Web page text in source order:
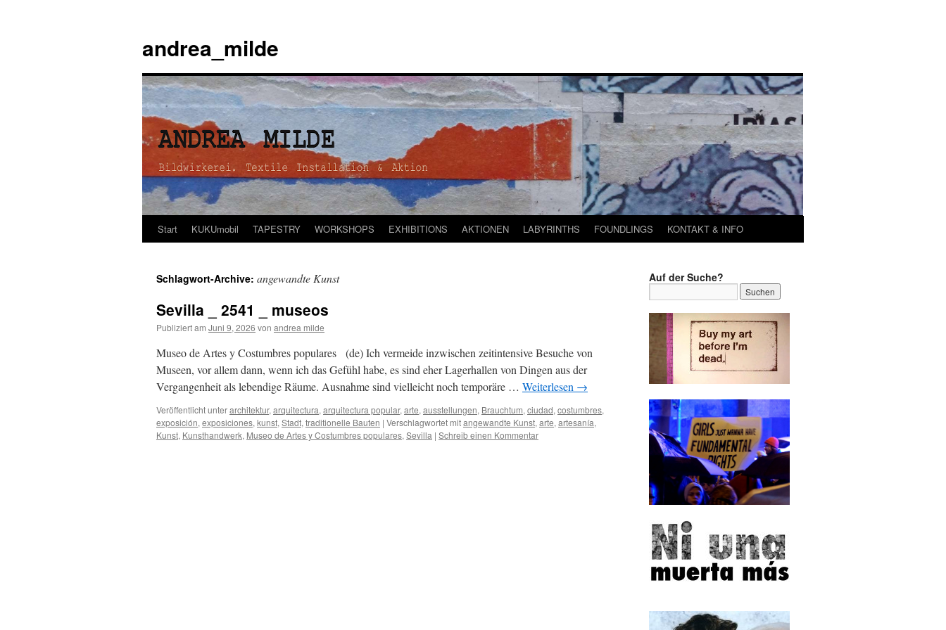
andrea_milde
Zum
springen
Start KUKUmobil TAPESTRY WORKSHOPS EXHIBITIONS AKTIONEN LABYRINTHS FOUNDLINGS KONTAKT & INFO
Schlagwort-Archive: angewandte Kunst
Sevilla _ 2541 _ museos
Publiziert am Juni 9, 2026 von andrea milde
Museo de Artes y Costumbres populares (de) Ich vermeide inzwischen zeitintensive Besuche von
Museen, vor allem dann, wenn ich das Gefühl habe, es sind eher Lagerhallen von Dingen aus der
Vergangenheit als lebendige Räume. Ausnahme sind vielleicht noch temporäre … Weiterlesen →
Veröffentlicht unterarchitektur, arquitectura, arquitectura popular, arte, ausstellungen, Brauchtum, ciudad, costumbres,
exposición, exposiciones, kunst, Stadt, traditionelle Bauten | Verschlagwortet mitangewandte Kunst, arte, artesanía,
Kunst, Kunsthandwerk, Museo de Artes y Costumbres populares, Sevilla | Schreib einen Kommentar
Auf der Suche?